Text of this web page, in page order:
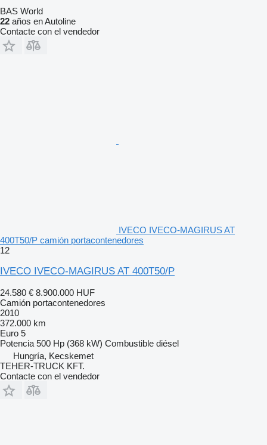
BAS World
22 años en Autoline
Contacte con el vendedor
IVECO IVECO-MAGIRUS AT
400T50/P camión portacontenedores
12
IVECO IVECO-MAGIRUS AT 400T50/P
24.580 € 8.900.000 HUF
Camión portacontenedores
2010
372.000 km
Euro 5
Potencia 500 Hp (368 kW) Combustible diésel
Hungría, Kecskemet
TEHER-TRUCK KFT.
Contacte con el vendedor